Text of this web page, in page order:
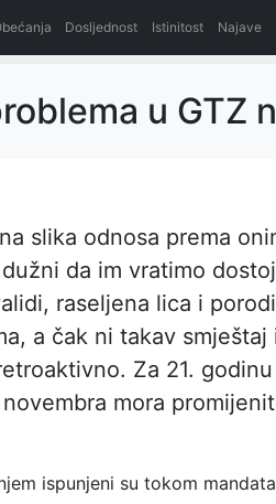
Dosljednost Istinitost Najave
u GTZ
slika odnosa prema
da im vratimo
raseljena lica i
a čak ni takav
Za 21.
mora
ispunjeni su tokom